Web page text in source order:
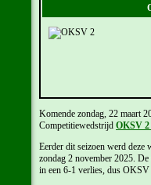
Komende zondag, 22 maart
Competitiewedstrijd OKSV
Eerder dit seizoen werd deze
zondag 2 november 2025.
in een 6-1 verlies, dus OKSV